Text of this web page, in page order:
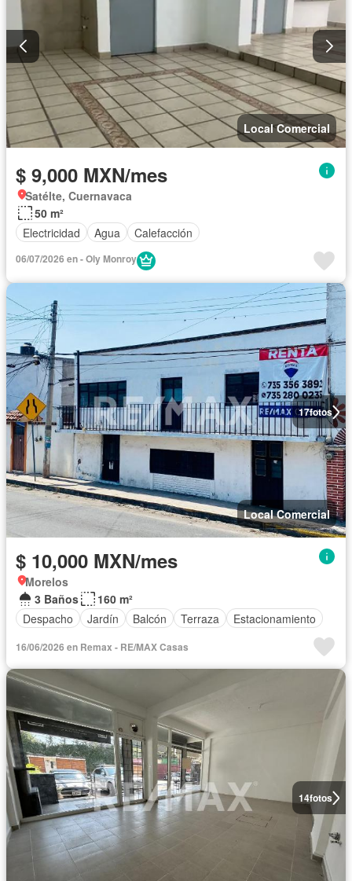
Local Comercial
$ 9,000 MXN/mes
Satélte, Cuernavaca
50 m²
Electricidad
Agua Calefacción
06/07/2026 en - Oly Monroy
17fotos
Local Comercial
$ 10,000 MXN/mes
Morelos
3 Baños
160 m²
Despacho
Jardín Balcón Terraza Estacionamiento
16/06/2026 en Remax - RE/MAX Casas
14fotos